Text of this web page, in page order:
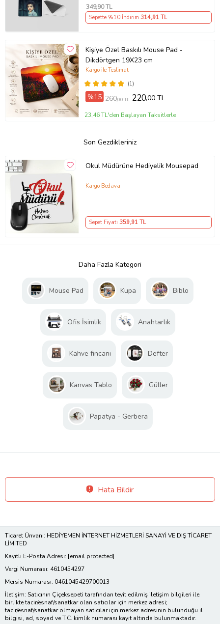
349,90 TL
Sepette %10 İndirim 314,91 TL
Kişiye Özel Baskılı Mouse Pad -
Dikdörtgen 19X23 cm
(1)
Kargo ile Teslimat
%15 260,00 TL 220,00 TL
23,46 TL'den Başlayan Taksitlerle
Son Gezdikleriniz
Okul Müdürüne Hediyelik Mousepad
Kargo Bedava
Sepet Fiyatı 359,91 TL
Daha Fazla Kategori
Mouse Pad Kupa Biblo
Ofis İsimlik Anahtarlık
Kahve fincanı Defter
Kanvas Tablo Güller
Papatya - Gerbera
Hata Bildir
Ticaret Ünvanı: HEDİYEMEN İNTERNET HİZMETLERİ SANAYİ VE DIŞ TİCARET
LİMİTED
Kayıtlı E-Posta Adresi: [email protected]
Vergi Numarası: 4610454297
Mersis Numarası: 0461045429700013
İletişim: Satıcının Çiçeksepeti tarafından teyit edilmiş iletişim bilgileri ile
birlikte tacir/esnaf/sanatkar olan satıcılar için merkez adresi;
tacir/esnaf/sanatkar olmayan satıcılar için merkez adresinin bulunduğu il
bilgisi, ad, soyad ve T.C. kimlik numarası kayıt altında bulunmaktadır.